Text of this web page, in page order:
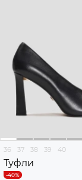
36 37 38 39 40
Туфли